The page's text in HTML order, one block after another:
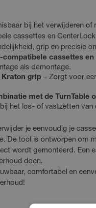
bij het verwijderen of
cassettes en
grip en precisie
compatibele cassettes
als demontage.
grip – Zorgt voor
met de TurnTable
het los- of vastzetten van
je eenvoudig je
De tool is ontworpen om
wordt gemonteerd. Een
doen.
comfortabel en